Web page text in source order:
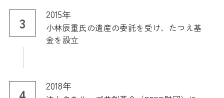
3 2015年
小林辰重氏の遺産の委託を受け、たつえ基
金を設立
2018年